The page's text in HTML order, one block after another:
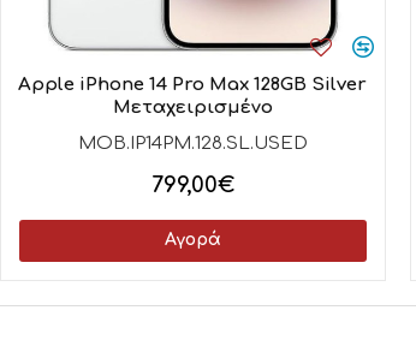
MOB.IP14PM.128.SL.USED
Apple iPhone 14 Pro Max 128GB Silver
Μεταχειρισμένο
799,00€
Αγορά